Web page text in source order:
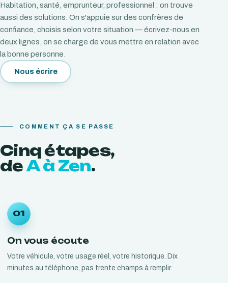
Habitation, santé, emprunteur, professionnel : on trouve
aussi des solutions. On s'appuie sur des confrères de
confiance, choisis selon votre situation — écrivez-nous en
deux lignes, on se charge de vous mettre en relation avec
la bonne personne.
Nous écrire
COMMENT ÇA SE PASSE
Cinqétapes,
deA à Zen.
01
On vous écoute
Votre véhicule, votre usage réel, votre historique. Dix
minutes au téléphone, pas trente champs à remplir.